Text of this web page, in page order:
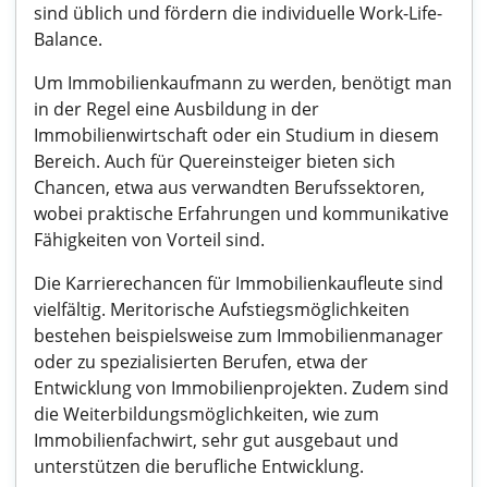
sind üblich und fördern die individuelle Work-Life-
Balance.
Um Immobilienkaufmann zu werden, benötigt man
in der Regel eine Ausbildung in der
Immobilienwirtschaft oder ein Studium in diesem
Bereich. Auch für Quereinsteiger bieten sich
Chancen, etwa aus verwandten Berufssektoren,
wobei praktische Erfahrungen und kommunikative
Fähigkeiten von Vorteil sind.
Die Karrierechancen für Immobilienkaufleute sind
vielfältig. Meritorische Aufstiegsmöglichkeiten
bestehen beispielsweise zum Immobilienmanager
oder zu spezialisierten Berufen, etwa der
Entwicklung von Immobilienprojekten. Zudem sind
die Weiterbildungsmöglichkeiten, wie zum
Immobilienfachwirt, sehr gut ausgebaut und
unterstützen die berufliche Entwicklung.